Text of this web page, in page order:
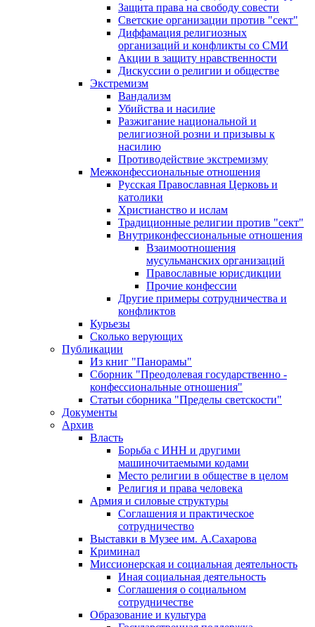
Защита права на свободу совести
Светские организации против "сект"
Диффамация религиозных
организаций и конфликты со СМИ
Акции в защиту нравственности
Дискуссии о религии и обществе
Экстремизм
Вандализм
Убийства и насилие
Разжигание национальной и
религиозной розни и призывы к
насилию
Противодействие экстремизму
Межконфессиональные отношения
Русская Православная Церковь и
католики
Христианство и ислам
Традиционные религии против "сект"
Внутриконфессиональные отношения
Взаимоотношения
мусульманских организаций
Православные юрисдикции
Прочие конфессии
Другие примеры сотрудничества и
конфликтов
Курьезы
Сколько верующих
Публикации
Из книг "Панорамы"
Сборник "Преодолевая государственно -
конфессиональные отношения"
Статьи сборника "Пределы светскости"
Документы
Архив
Власть
Борьба с ИНН и другими
машиночитаемыми кодами
Место религии в обществе в целом
Религия и права человека
Армия и силовые структуры
Соглашения и практическое
сотрудничество
Выставки в Музее им. А.Сахарова
Криминал
Миссионерская и социальная деятельность
Иная социальная деятельность
Соглашения о социальном
сотрудничестве
Образование и культура